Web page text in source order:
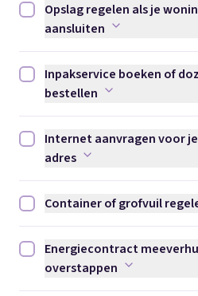
Opslag regelen als je
Opslag regelen als je
aansluiten
Inpakservice boeken of dozen
Inpakservice boeken of
bestellen
Internet aanvragen voor je
Internet aanvragen voor
adres
Container of grofvuil regelen
Container of grofvuil
Energiecontract
Energiecontract
overstappen